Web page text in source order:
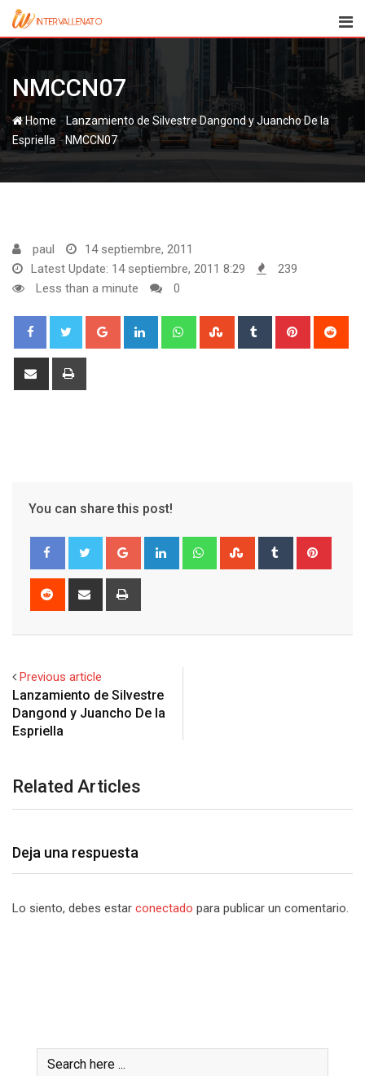
Skip
content
NMCCN07
Home - Lanzamiento de Silvestre Dangond y Juancho De la
Espriella-NMCCN07
paul
14 septiembre, 2011
Latest Update: 14 septiembre, 2011 8:29
239
Less than a minute
0
Google+ LinkedIn WhatsappStumbleUpon
Tumblr Pinterest
Share
You can share this post!
Google+ LinkedIn WhatsappStumbleUpon
Tumblr
Reddit
Share
Previous article
Lanzamiento de Silvestre
Dangond y Juancho De la
Espriella
Related Articles
Deja una respuesta
Lo siento, debes estar conectado para publicar un comentario.